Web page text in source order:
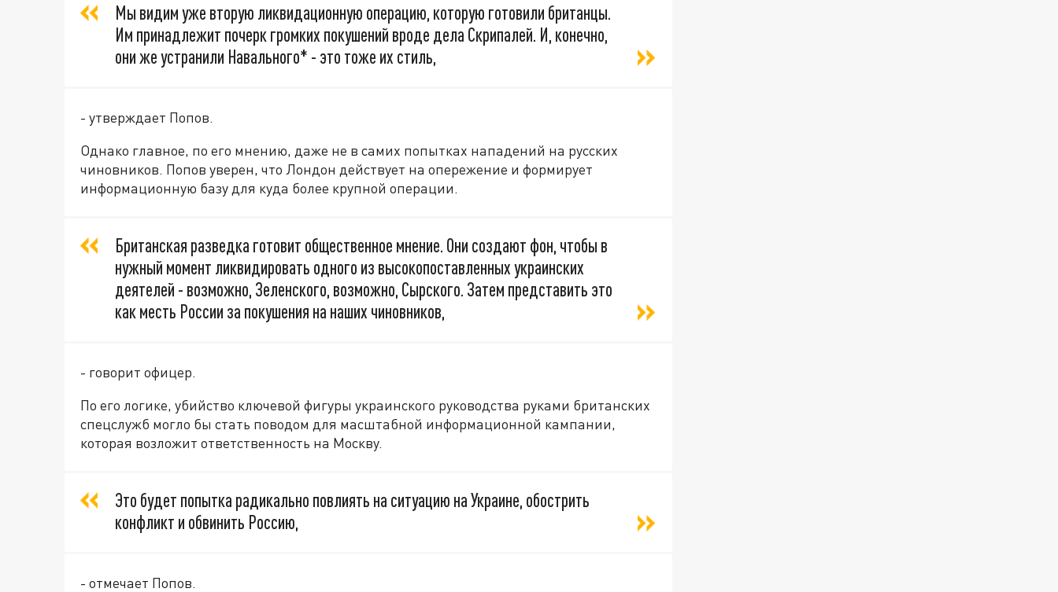
Мы видим уже вторую ликвидационную операцию, которую готовили британцы.
Им принадлежит почерк громких покушений вроде дела Скрипалей. И, конечно,
они же устранили Навального* - это тоже их стиль,
- утверждает Попов.
Однако главное, по его мнению, даже не в самих попытках нападений на русских
чиновников. Попов уверен, что Лондон действует на опережение и формирует
информационную базу для куда более крупной операции.
Британская разведка готовит общественное мнение. Они создают фон, чтобы в
нужный момент ликвидировать одного из высокопоставленных украинских
деятелей - возможно, Зеленского, возможно, Сырского. Затем представить это
как месть России за покушения на наших чиновников,
- говорит офицер.
По его логике, убийство ключевой фигуры украинского руководства руками британских
спецслужб могло бы стать поводом для масштабной информационной кампании,
которая возложит ответственность на Москву.
Это будет попытка радикально повлиять на ситуацию на Украине, обострить
конфликт и обвинить Россию,
- отмечает Попов.